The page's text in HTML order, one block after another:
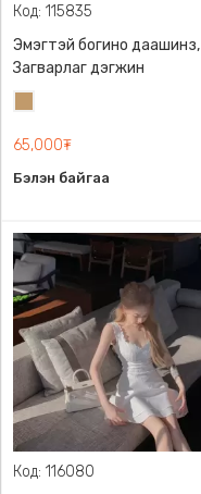
Код: 115835
Эмэгтэй богино даашинз,
Загварлаг дэгжин
65,000₮
Бэлэн байгаа
Код: 116080